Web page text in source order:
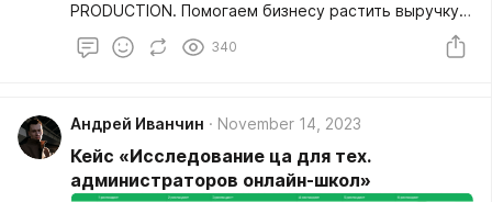
PRODUCTION. Помогаем бизнесу растить выручку и
исследованию целевой аудитории методом
340
Андрей Иванчин November 14, 2023
Кейс «Исследование ца для тех.
администраторов онлайн-школ»